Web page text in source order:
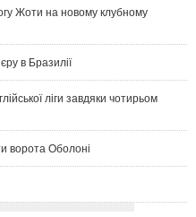
Жоти на новому клубному
в Бразилії
ліги завдяки чотирьом
ворота Оболоні